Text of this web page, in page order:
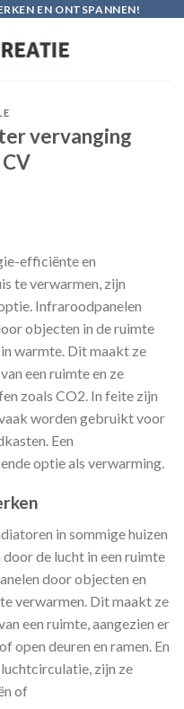
EN ONTSPANNEN!
vervanging
efficiënte en
te verwarmen, zijn
Infraroodpanelen
objecten in de ruimte
warmte. Dit maakt ze
een ruimte en ze
zoals CO2. In feite zijn
worden gebruikt voor
Een
optie als verwarming.
in sommige huizen
de lucht in een ruimte
door objecten en
verwarmen. Dit maakt ze
een ruimte, aangezien er
open deuren en ramen. En
zijn ze
of